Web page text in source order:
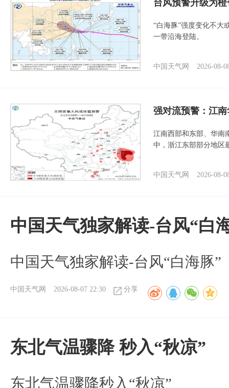
台风预警升级为
“白海豚”强度变化不大
一带沿海登陆。
中国天气网 2026-08-
强对流预警：江
江南西部和东部、华南
中，浙江东部部分地区
中国天气网 2026-08-
中国天气独家解读-台风“白
中国天气独家解读-台风“白海豚”
中国天气网 2026-08-07 22:30 分享
东北气温骤降 秒入“秋凉”
东北气温骤降秒入“秋凉”